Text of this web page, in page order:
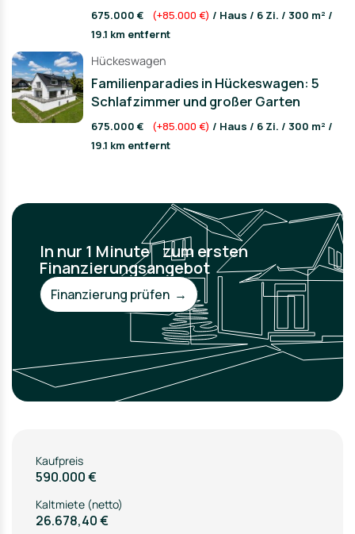
675.000 € (+85.000 €) / Haus / 6 Zi. / 300 m² /
19.1 km entfernt
Hückeswagen
Familienparadies in Hückeswagen: 5
Schlafzimmer und großer Garten
675.000 € (+85.000 €) / Haus / 6 Zi. / 300 m² /
19.1 km entfernt
In nur 1 Minute zum ersten
Finanzierungsangebot
Finanzierung prüfen →
Kaufpreis
590.000 €
Kaltmiete (netto)
26.678,40 €